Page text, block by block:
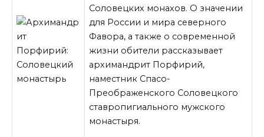
Соловецких монахов. О значении
для России и мира северного
Фавора, а также о современной
жизни обители рассказывает
архимандрит Порфирий,
наместник Спасо-
Преображенского Соловецкого
ставропигиального мужского
монастыря.